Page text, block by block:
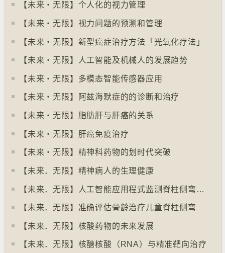
【未来‧无限】个人化的视力管理
【未来‧无限】视力问题的预测和管理
【未来‧无限】新型癌症治疗方法「光氧化疗法」
【未来‧无限】人工智能及机械人的发展趋势
【未来‧无限】多模态智能传感器应用
【未来‧无限】阿兹海默症的的诊断和治疗
【未来‧无限】脂肪肝与肝癌的关系
【未来‧无限】肝癌免疫治疗
【未来‧无限】精神科药物的划时代突破
【未来．无限】精神病人的生理健康
【未来．无限】人工智能应用程式监测脊柱侧弯病情
【未来．无限】准确评估骨龄治疗儿童脊柱侧弯
【未来．无限】核酸药物的未来发展
【未来．无限】核醣核酸（RNA）与精准靶向治疗